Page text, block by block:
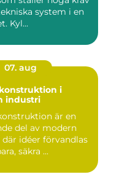
system i en
Kyl...
07. aug
i
industri
är en
del av modern
idéer förvandlas
säkra ...